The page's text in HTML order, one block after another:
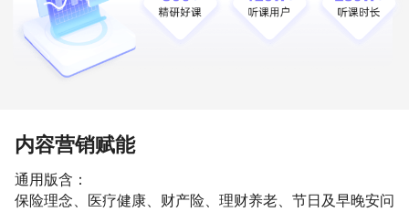
内容营销赋能
通用版含：
保险理念、医疗健康、财产险、理财养老、节日及早晚安问